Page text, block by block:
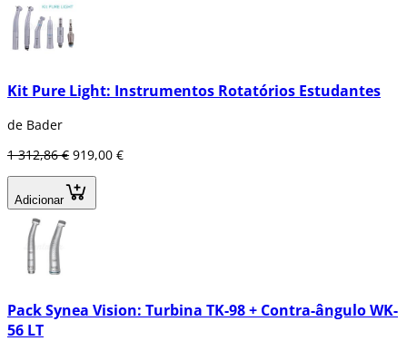
Kit Pure Light: Instrumentos Rotatórios Estudantes
de Bader
1 312,86 € 919,00 €
Adicionar
Pack Synea Vision: Turbina TK-98 + Contra-ângulo WK-
56 LT